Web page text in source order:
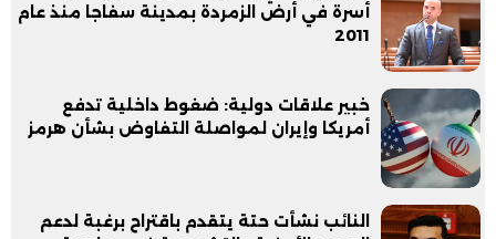
أسرة في أرض الزمردة بمدينة سفاجا منذ عام
2011
خبير علاقات دولية: ضغوط داخلية تدفع
أمريكا وإيران لمواصلة التفاوض بشأن هرمز
النائب نشأت حتة يتقدم باقتراح برغبة لدعم